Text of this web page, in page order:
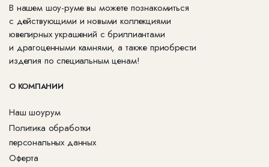
В нашем шоу-руме вы можете познакомиться
с действующими и новыми коллекциями
ювелирных украшений с бриллиантами
и драгоценными камнями, а также приобрести
изделия по специальным ценам!
О КОМПАНИИ
Наш шоурум
Политика обработки
персональных данных
Оферта